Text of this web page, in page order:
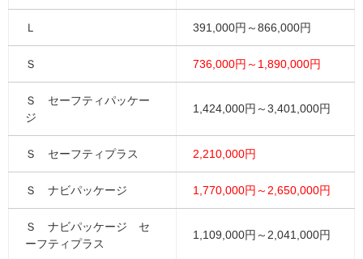
Ｌ 391,000円～866,000円
Ｓ 736,000円～1,890,000円
Ｓ セーフティパッケー
ジ
1,424,000円～3,401,000円
Ｓ セーフティプラス 2,210,000円
Ｓ ナビパッケージ 1,770,000円～2,650,000円
Ｓ ナビパッケージ セ
ーフティプラス
1,109,000円～2,041,000円